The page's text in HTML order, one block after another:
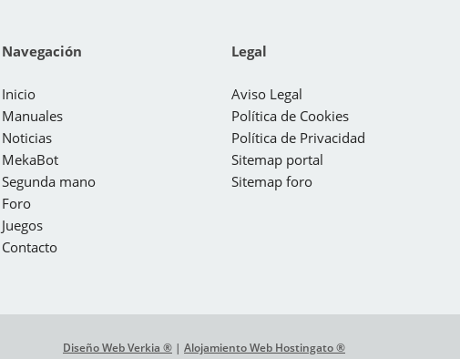
Navegación
Inicio
Manuales
Noticias
MekaBot
Segunda mano
Foro
Juegos
Contacto
Legal
Aviso Legal
Política de Cookies
Política de Privacidad
Sitemap portal
Sitemap foro
Diseño Web Verkia ® | Alojamiento Web Hostingato ®